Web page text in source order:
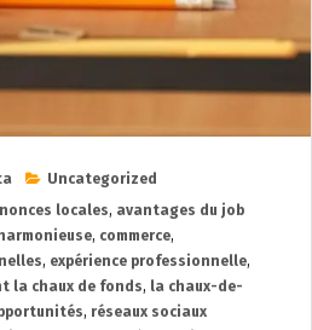
Uncategorized
locales, avantages du job
, commerce,
, expérience professionnelle,
la chaux de fonds, la chaux-de-
, réseaux sociaux